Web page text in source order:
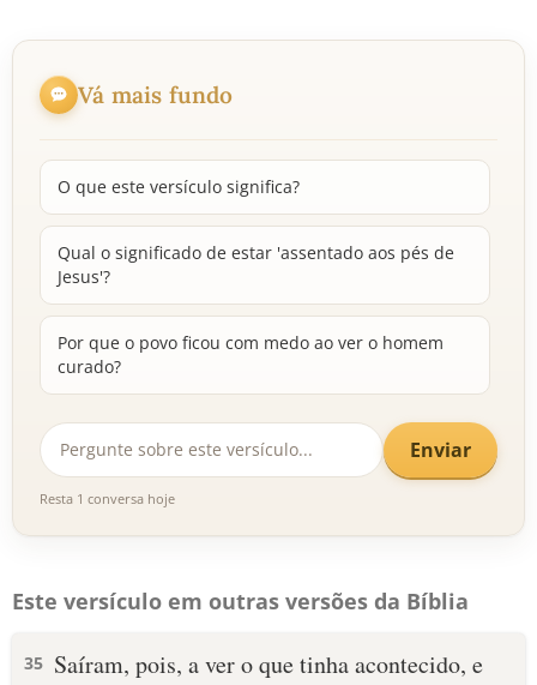
Vá mais fundo
O que este versículo significa?
Qual o significado de estar 'assentado aos pés de
Jesus'?
Por que o povo ficou com medo ao ver o homem
curado?
Enviar
Resta 1 conversa hoje
Este versículo em outras versões da Bíblia
35 Saíram, pois, a ver o que tinha acontecido, e